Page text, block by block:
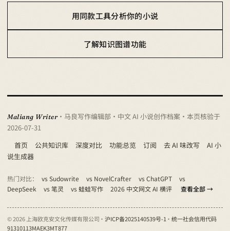
用同款工具分析你的小说
了解知识图谱功能
Maliang Writer · 马良写作编辑部 · 中文 AI 小说创作档案 · 本页核验于
2026-07-31
首页
公共知识库 深度对比 功能总览 订阅 去 AI 味改写
AI 小
说生成器
热门对比： vs Sudowrite vs NovelCrafter vs ChatGPT
vs
DeepSeek
vs 笔灵 vs 蛙蛙写作 2026 中文网文 AI 横评 查看全部 →
© 2026 上海欧克安文化传媒有限公司 · 沪ICP备2025140539号-1· 统一社会信用代码
91310113MAEK3MT877